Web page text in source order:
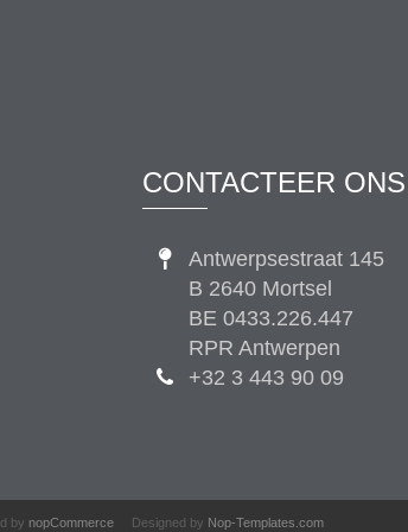
CONTACTEER ONS
Antwerpsestraat 145
B 2640 Mortsel
BE 0433.226.447
RPR Antwerpen
+32 3 443 90 09
by nopCommerce Designed by Nop-Templates.com